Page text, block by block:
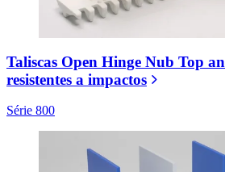
Taliscas Open Hinge Nub Top
resistentes a impactos
Série 800